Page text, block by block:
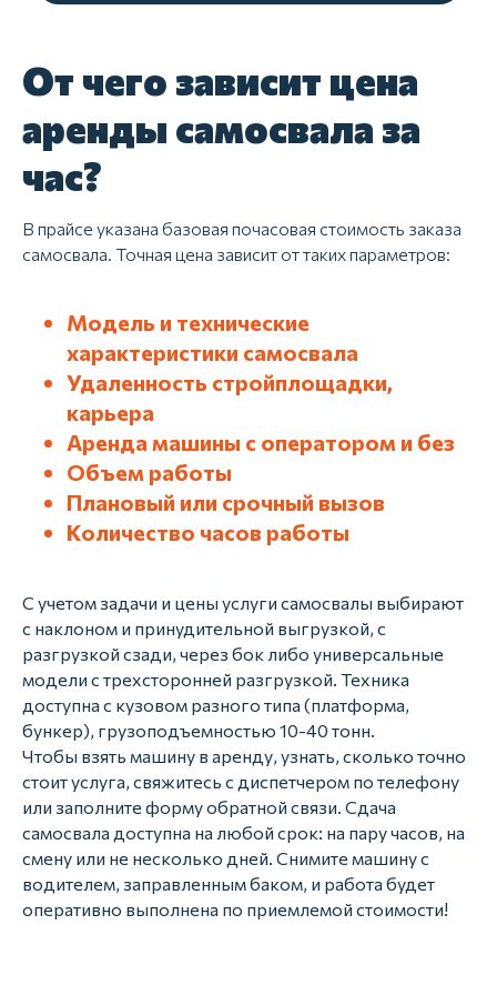
От чего зависит цена
аренды самосвала за
час?
В прайсе указана базовая почасовая стоимость заказа
самосвала. Точная цена зависит от таких параметров:
Модель и технические
характеристики самосвала
Удаленность стройплощадки,
карьера
Аренда машины с оператором и без
Объем работы
Плановый или срочный вызов
Количество часов работы
С учетом задачи и цены услуги самосвалы выбирают
с наклоном и принудительной выгрузкой, с
разгрузкой сзади, через бок либо универсальные
модели с трехсторонней разгрузкой. Техника
доступна с кузовом разного типа (платформа,
бункер), грузоподъемностью 10-40 тонн.
Чтобы взять машину в аренду, узнать, сколько точно
стоит услуга, свяжитесь с диспетчером по телефону
или заполните форму обратной связи. Сдача
самосвала доступна на любой срок: на пару часов, на
смену или не несколько дней. Снимите машину с
водителем, заправленным баком, и работа будет
оперативно выполнена по приемлемой стоимости!
Компания
г. Хабаровск
ул. Льва Толстого 15
Принимаем оплату:
Телефон
+7-924-404-00-59
Связаться
Написать директору
Контакты
Перевозка
Перевозка дивана
ГРУЗ 27 рейтинг